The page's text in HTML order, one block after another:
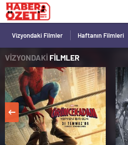
Vizyondaki Filmler Haftanın Filmleri
VİZYONDAKİ FİLMLER